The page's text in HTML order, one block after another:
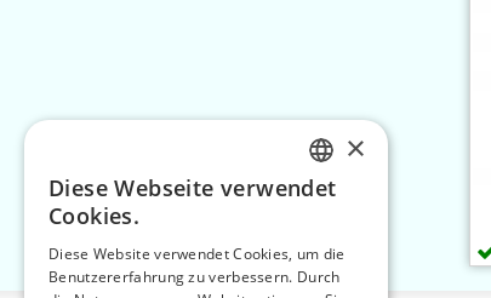
CZECH
ENGLISH
×
Diese Webseite verwendet
Cookies.
Diese Website verwendet Cookies, um die
Benutzererfahrung zu verbessern. Durch